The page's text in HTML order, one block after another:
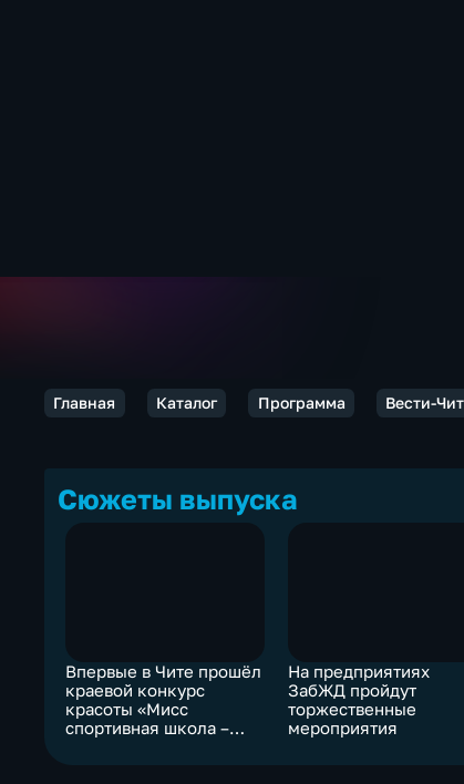
Главная Каталог Программа Вести-
Сюжеты выпуска
Впервые в Чите прошёл
краевой конкурс
красоты «Мисс
спортивная школа –
На предприятиях
ЗабЖД пройдут
торжественные
мероприятия